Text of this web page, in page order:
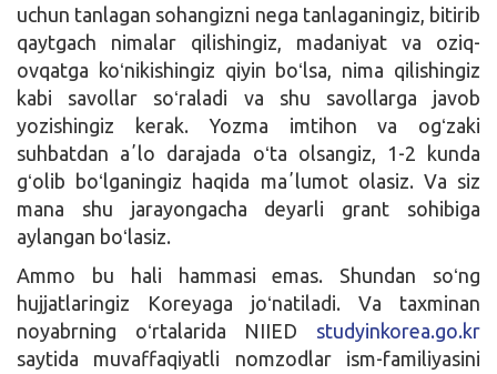
uchun tanlagan sohangizni nega tanlaganingiz, bitirib
qaytgach nimalar qilishingiz, madaniyat va oziq-
ovqatga koʻnikishingiz qiyin boʻlsa, nima qilishingiz
kabi savollar soʻraladi va shu savollarga javob
yozishingiz kerak. Yozma imtihon va ogʻzaki
suhbatdan aʼlo darajada oʻta olsangiz, 1-2 kunda
gʻolib boʻlganingiz haqida maʼlumot olasiz. Va siz
mana shu jarayongacha deyarli grant sohibiga
aylangan boʻlasiz.
Ammo bu hali hammasi emas. Shundan soʻng
hujjatlaringiz Koreyaga joʻnatiladi. Va taxminan
noyabrning oʻrtalarida NIIED studyinkorea.go.kr
saytida muvaffaqiyatli nomzodlar ism-familiyasini